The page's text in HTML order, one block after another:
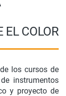
EL COLOR
los cursos de
instrumentos
y proyecto de